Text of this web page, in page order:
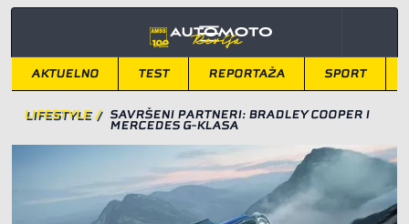
AKTUELNO TEST REPORTAŽA SPORT
LIFESTYLE / SAVRŠENI PARTNERI: BRADLEY COOPER I
MERCEDES G-KLASA